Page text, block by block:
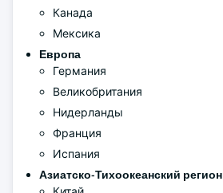
Канада
Мексика
Европа
Германия
Великобритания
Нидерланды
Франция
Испания
Азиатско-Тихоокеанский регион